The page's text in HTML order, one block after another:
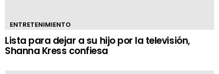
ENTRETENIMIENTO
Lista para dejar a su hijo por la televisión,
Shanna Kress confiesa